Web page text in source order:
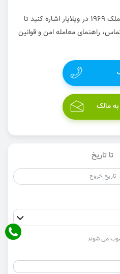
هنگام تماس تلفنی، لطفاً به کد ملک 1969 در ویلایار اشاره کنید تا
راهنمای معامله امن و قوانین
مالک
تا تاریخ